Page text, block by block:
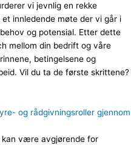
vi jevnlig en rekke
innledende møte der vi går i
og potensial. Etter dette
mellom din bedrift og våre
betingelsene og
Vil du ta de første skrittene?
og rådgivningsroller gjennom
være avgjørende for